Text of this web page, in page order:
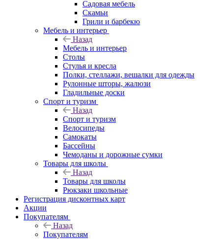
Садовая мебель
Скамьи
Грили и барбекю
Мебель и интерьер
Назад
Мебель и интерьер
Столы
Стулья и кресла
Полки, стеллажи, вешалки для одежды
Рулонные шторы, жалюзи
Гладильные доски
Спорт и туризм
Назад
Спорт и туризм
Велосипеды
Самокаты
Бассейны
Чемоданы и дорожные сумки
Товары для школы
Назад
Товары для школы
Рюкзаки школьные
Регистрация дисконтных карт
Акции
Покупателям
Назад
Покупателям